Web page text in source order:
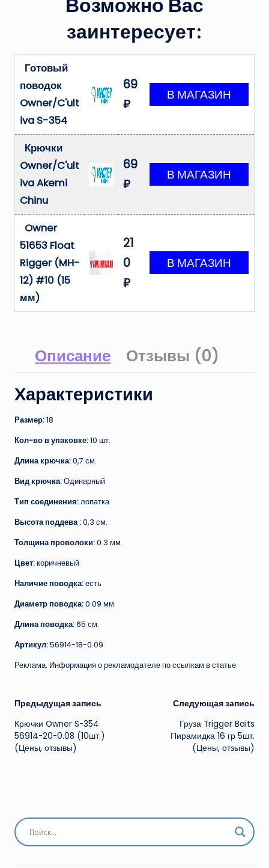
Возможно Вас
заинтересует:
Готовый
поводок
Owner/C'ult
iva S-354
69
₽
Крючки
Owner/C'ult
iva Akemi
Chinu
69
₽
Owner
51653 Float
Rigger (MH-
12) #10 (15
мм)
21
0
₽
Описание Отзывы (0)
Характеристики
Размер:18
Кол-во в упаковке:10 шт.
Длина крючка:0,7 см.
Вид крючка:Одинарный
Тип соединения:лопатка
Высота поддева :0,3 см.
Толщина проволоки:0.3 мм.
Цвет:коричневый
Наличие поводка:есть
Диаметр поводка:0.09 мм.
Длина поводка:65 см.
Артикул:56914-18-0.09
Реклама. Информация о рекламодателе по ссылкам в статье.
Навигация
записи
Предыдущая запись
Крючки Owner S-354
56914-20-0.08 (10шт.)
(Цены, отзывы)
Следующая запись
Груза Trigger Baits
Пирамидка 16 гр 5шт.
(Цены, отзывы)